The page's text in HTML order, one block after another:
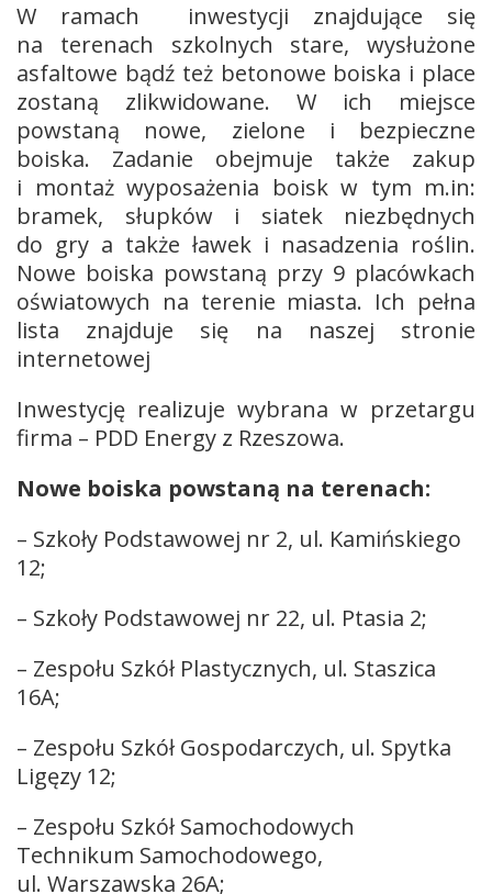
W ramach inwestycji znajdujące się
na terenach szkolnych stare, wysłużone
asfaltowe bądź też betonowe boiska i place
zostaną zlikwidowane. W ich miejsce
powstaną nowe, zielone i bezpieczne
boiska. Zadanie obejmuje także zakup
i montaż wyposażenia boisk w tym m.in:
bramek, słupków i siatek niezbędnych
do gry a także ławek i nasadzenia roślin.
Nowe boiska powstaną przy 9 placówkach
oświatowych na terenie miasta. Ich pełna
lista znajduje się na naszej stronie
internetowej
Inwestycję realizuje wybrana w przetargu
firma – PDD Energy z Rzeszowa.
Nowe boiska powstaną na terenach:
– Szkoły Podstawowej nr 2, ul. Kamińskiego
12;
– Szkoły Podstawowej nr 22, ul. Ptasia 2;
– Zespołu Szkół Plastycznych, ul. Staszica
16A;
– Zespołu Szkół Gospodarczych, ul. Spytka
Ligęzy 12;
– Zespołu Szkół Samochodowych
Technikum Samochodowego,
ul. Warszawska 26A;